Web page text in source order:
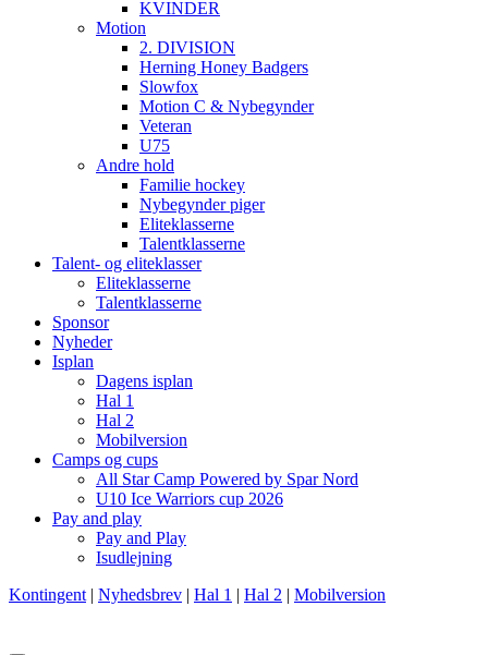
KVINDER
Motion
2. DIVISION
Herning Honey Badgers
Slowfox
Motion C & Nybegynder
Veteran
U75
Andre hold
Familie hockey
Nybegynder piger
Eliteklasserne
Talentklasserne
Talent- og eliteklasser
Eliteklasserne
Talentklasserne
Sponsor
Nyheder
Isplan
Dagens isplan
Hal 1
Hal 2
Mobilversion
Camps og cups
All Star Camp Powered by Spar Nord
U10 Ice Warriors cup 2026
Pay and play
Pay and Play
Isudlejning
Kontingent | Nyhedsbrev | Hal 1 | Hal 2 | Mobilversion